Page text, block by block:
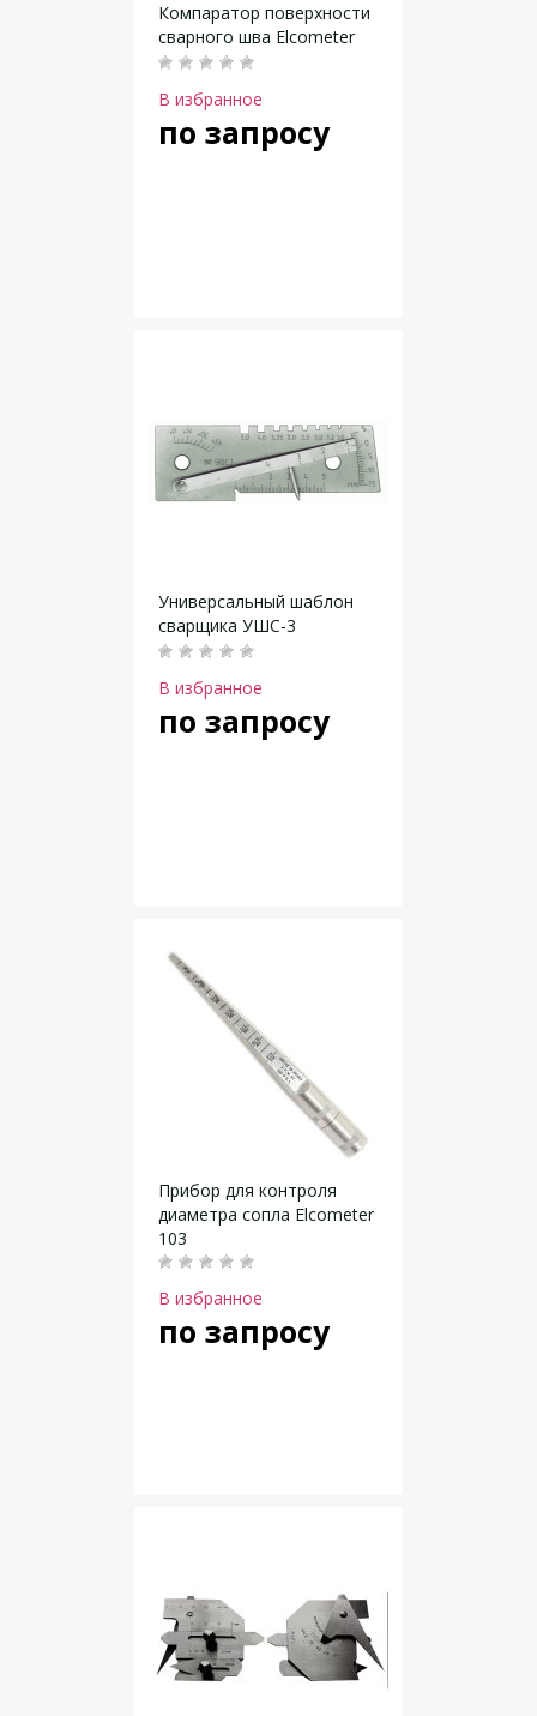
Компаратор поверхности
сварного шва Elcometer
В избранное
по запросу
Универсальный шаблон
сварщика УШС-3
В избранное
по запросу
Прибор для контроля
диаметра сопла Elcometer
103
В избранное
по запросу